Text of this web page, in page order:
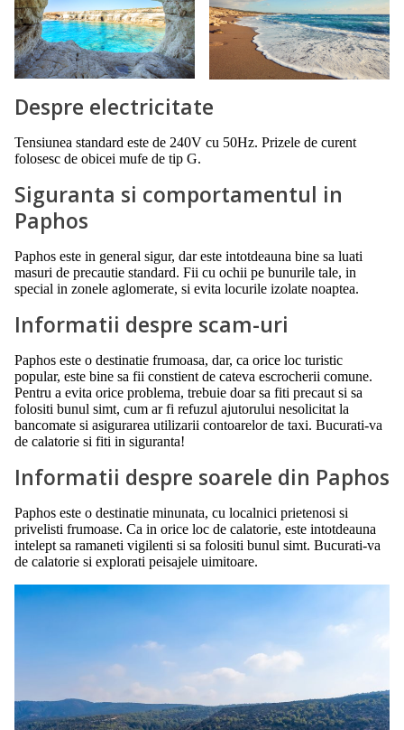
Despre electricitate
Tensiunea standard este de 240V cu 50Hz. Prizele de curent
folosesc de obicei mufe de tip G.
Siguranta si comportamentul in
Paphos
Paphos este in general sigur, dar este intotdeauna bine sa luati
masuri de precautie standard. Fii cu ochii pe bunurile tale, in
special in zonele aglomerate, si evita locurile izolate noaptea.
Informatii despre scam-uri
Paphos este o destinatie frumoasa, dar, ca orice loc turistic
popular, este bine sa fii constient de cateva escrocherii comune.
Pentru a evita orice problema, trebuie doar sa fiti precaut si sa
folositi bunul simt, cum ar fi refuzul ajutorului nesolicitat la
bancomate si asigurarea utilizarii contoarelor de taxi. Bucurati-va
de calatorie si fiti in siguranta!
Informatii despre soarele din Paphos
Paphos este o destinatie minunata, cu localnici prietenosi si
privelisti frumoase. Ca in orice loc de calatorie, este intotdeauna
intelept sa ramaneti vigilenti si sa folositi bunul simt. Bucurati-va
de calatorie si explorati peisajele uimitoare.